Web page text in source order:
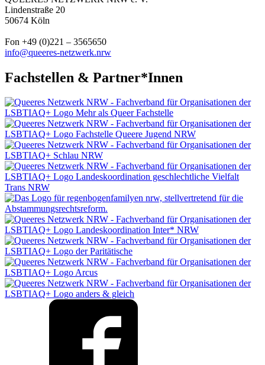
Lindenstraße 20
50674 Köln
Fon +49 (0)221 – 3565650
info@queeres-netzwerk.nrw
Fachstellen & Partner*Innen